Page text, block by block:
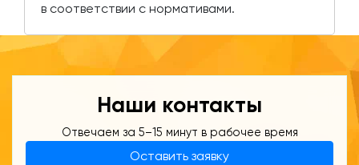
в соответствии с нормативами.
Наши контакты
Отвечаем за 5–15 минут в рабочее время
Оставить заявку